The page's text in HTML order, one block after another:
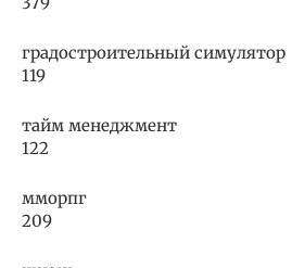
градостроительный симулятор
119
тайм менеджмент
122
мморпг
209